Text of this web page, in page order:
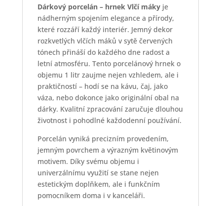
Dárkový porcelán – hrnek Vlčí mákyje
nádherným spojením elegance a přírody,
které rozzáří každý interiér. Jemný dekor
rozkvetlých vlčích máků v sytě červených
tónech přináší do každého dne radost a
letní atmosféru. Tento porcelánový hrnek o
objemu 1 litr zaujme nejen vzhledem, ale i
praktičností – hodí se na kávu, čaj, jako
váza, nebo dokonce jako originální obal na
dárky. Kvalitní zpracování zaručuje dlouhou
životnost i pohodlné každodenní používání.
Porcelán vyniká precizním provedením,
jemným povrchem a výrazným květinovým
motivem. Díky svému objemu i
univerzálnímu využití se stane nejen
estetickým doplňkem, ale i funkčním
pomocníkem doma i v kanceláři.